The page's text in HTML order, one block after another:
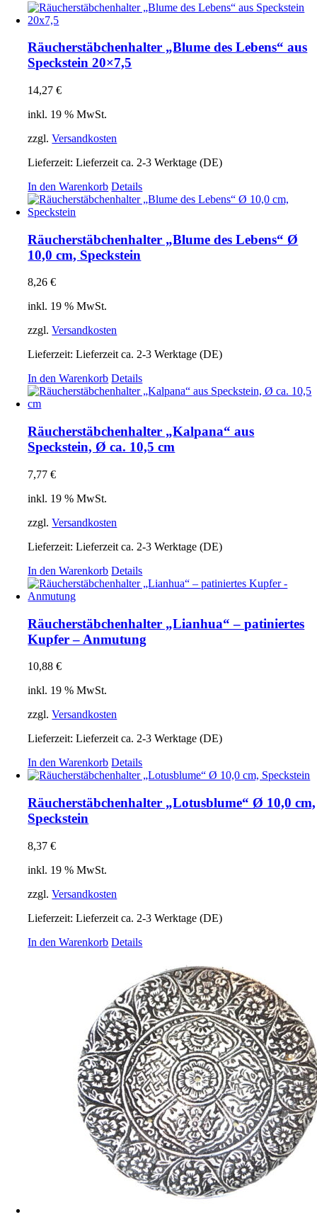
Räucherstäbchenhalter „Blume des Lebens“ aus
Speckstein 20×7,5
14,27€
inkl. 19 % MwSt.
zzgl.Versandkosten
Lieferzeit:Lieferzeit ca. 2-3 Werktage (DE)
In den Warenkorb Details
Räucherstäbchenhalter „Blume des Lebens“ Ø
10,0 cm, Speckstein
8,26€
inkl. 19 % MwSt.
zzgl.Versandkosten
Lieferzeit:Lieferzeit ca. 2-3 Werktage (DE)
In den Warenkorb Details
Räucherstäbchenhalter „Kalpana“ aus
Speckstein, Ø ca. 10,5 cm
7,77€
inkl. 19 % MwSt.
zzgl.Versandkosten
Lieferzeit:Lieferzeit ca. 2-3 Werktage (DE)
In den Warenkorb Details
Räucherstäbchenhalter „Lianhua“ – patiniertes
Kupfer – Anmutung
10,88€
inkl. 19 % MwSt.
zzgl.Versandkosten
Lieferzeit:Lieferzeit ca. 2-3 Werktage (DE)
In den Warenkorb Details
Räucherstäbchenhalter „Lotusblume“ Ø 10,0 cm,
Speckstein
8,37€
inkl. 19 % MwSt.
zzgl.Versandkosten
Lieferzeit:Lieferzeit ca. 2-3 Werktage (DE)
In den Warenkorb Details